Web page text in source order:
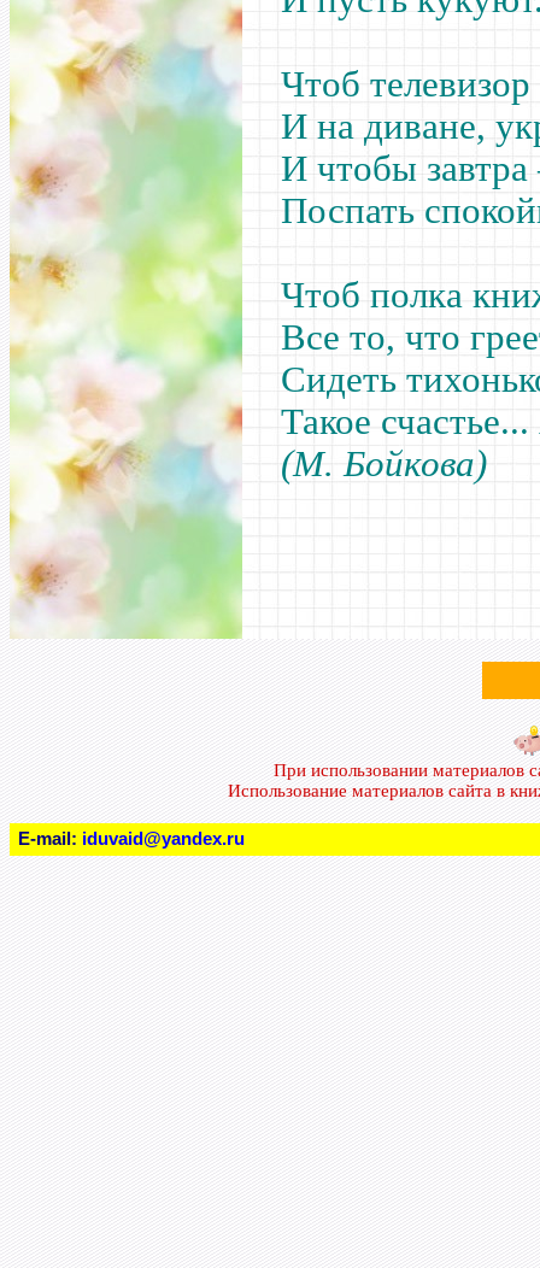
Чтоб
И на диване,
И чтобы завтра
Поспать
Чтоб полка
Все то, что
Сидеть
Такое
(М. Бойкова)
При использовании материалов
Использование материалов сайта в
E-mail: iduvaid@yandex.ru